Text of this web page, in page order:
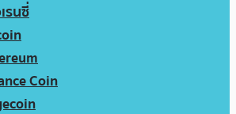
รนซี่
Coin